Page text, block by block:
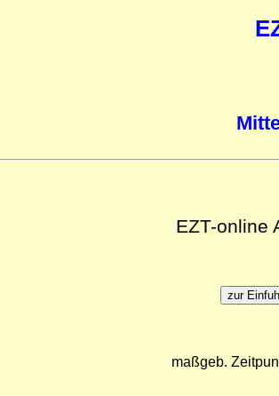
EZT-online
maßgeb.